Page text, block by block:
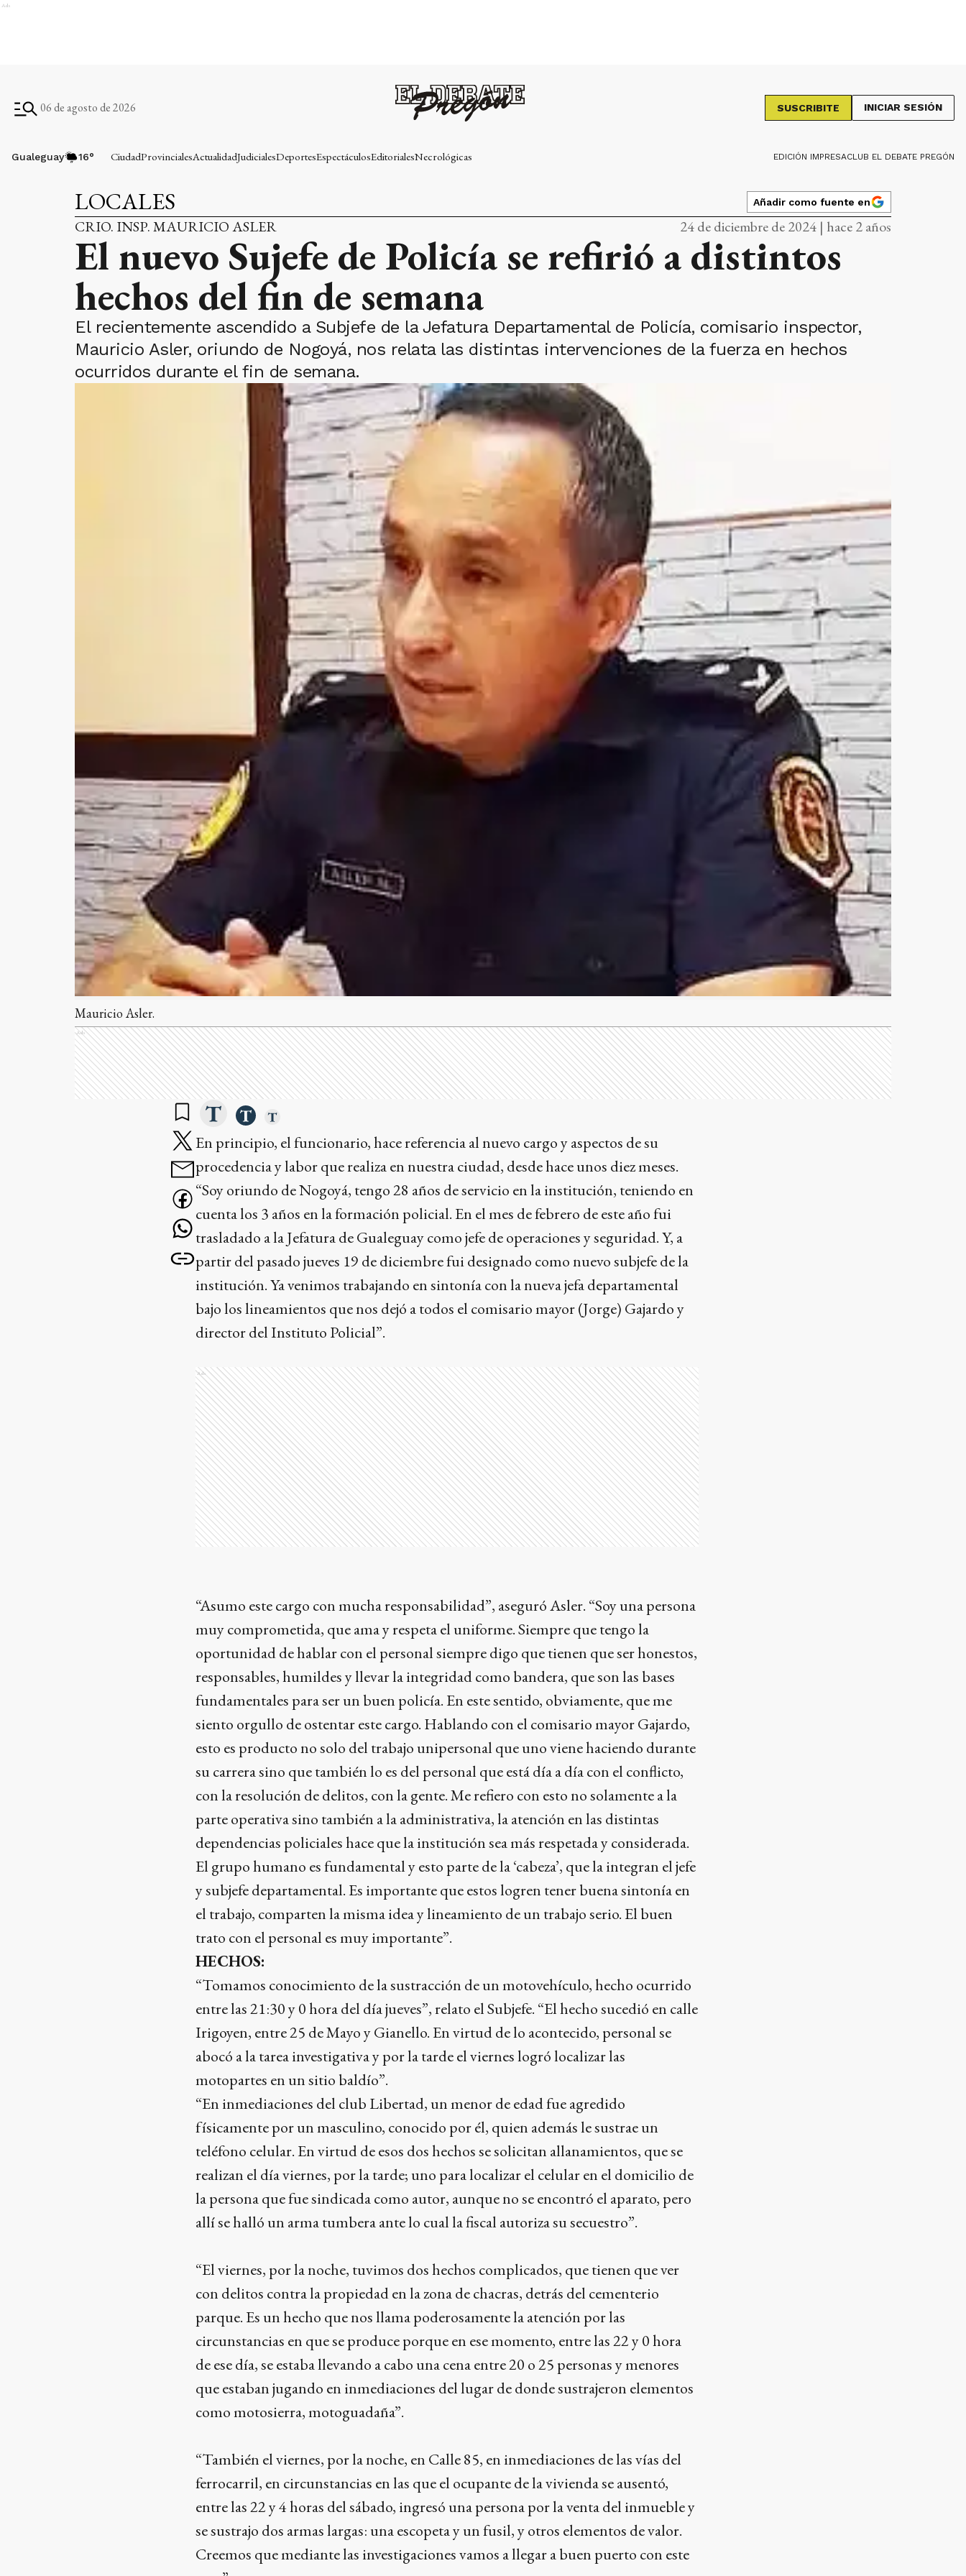
Ads
06 de agosto de 2026 SUSCRIBITE INICIAR SESIÓN
Gualeguay 16° CiudadProvincialesActualidadJudicialesDeportesEspectáculosEditorialesNecrológicas EDICIÓN IMPRESACLUB EL DEBATE PREGÓN
LOCALES Añadir como fuente en
CRIO. INSP. MAURICIO ASLER 24 de diciembre de 2024 | hace 2 años
El nuevo Sujefe de Policía se refirió a distintos
hechos del fin de semana
El recientemente ascendido a Subjefe de la Jefatura Departamental de Policía, comisario inspector,
Mauricio Asler, oriundo de Nogoyá, nos relata las distintas intervenciones de la fuerza en hechos
ocurridos durante el fin de semana.
Mauricio Asler.
Ads
En principio, el funcionario, hace referencia al nuevo cargo y aspectos de su
procedencia y labor que realiza en nuestra ciudad, desde hace unos diez meses.
“Soy oriundo de Nogoyá, tengo 28 años de servicio en la institución, teniendo en
cuenta los 3 años en la formación policial. En el mes de febrero de este año fui
trasladado a la Jefatura de Gualeguay como jefe de operaciones y seguridad. Y, a
partir del pasado jueves 19 de diciembre fui designado como nuevo subjefe de la
institución. Ya venimos trabajando en sintonía con la nueva jefa departamental
bajo los lineamientos que nos dejó a todos el comisario mayor (Jorge) Gajardo y
director del Instituto Policial”.
Ads
“Asumo este cargo con mucha responsabilidad”, aseguró Asler. “Soy una persona
muy comprometida, que ama y respeta el uniforme. Siempre que tengo la
oportunidad de hablar con el personal siempre digo que tienen que ser honestos,
responsables, humildes y llevar la integridad como bandera, que son las bases
fundamentales para ser un buen policía. En este sentido, obviamente, que me
siento orgullo de ostentar este cargo. Hablando con el comisario mayor Gajardo,
esto es producto no solo del trabajo unipersonal que uno viene haciendo durante
su carrera sino que también lo es del personal que está día a día con el conflicto,
con la resolución de delitos, con la gente. Me refiero con esto no solamente a la
parte operativa sino también a la administrativa, la atención en las distintas
dependencias policiales hace que la institución sea más respetada y considerada.
El grupo humano es fundamental y esto parte de la ‘cabeza’, que la integran el jefe
y subjefe departamental. Es importante que estos logren tener buena sintonía en
el trabajo, comparten la misma idea y lineamiento de un trabajo serio. El buen
trato con el personal es muy importante”.
HECHOS:
“Tomamos conocimiento de la sustracción de un motovehículo, hecho ocurrido
entre las 21:30 y 0 hora del día jueves”, relato el Subjefe. “El hecho sucedió en calle
Irigoyen, entre 25 de Mayo y Gianello. En virtud de lo acontecido, personal se
abocó a la tarea investigativa y por la tarde el viernes logró localizar las
motopartes en un sitio baldío”.
“En inmediaciones del club Libertad, un menor de edad fue agredido
físicamente por un masculino, conocido por él, quien además le sustrae un
teléfono celular. En virtud de esos dos hechos se solicitan allanamientos, que se
realizan el día viernes, por la tarde; uno para localizar el celular en el domicilio de
la persona que fue sindicada como autor, aunque no se encontró el aparato, pero
allí se halló un arma tumbera ante lo cual la fiscal autoriza su secuestro”.
“El viernes, por la noche, tuvimos dos hechos complicados, que tienen que ver
con delitos contra la propiedad en la zona de chacras, detrás del cementerio
parque. Es un hecho que nos llama poderosamente la atención por las
circunstancias en que se produce porque en ese momento, entre las 22 y 0 hora
de ese día, se estaba llevando a cabo una cena entre 20 o 25 personas y menores
que estaban jugando en inmediaciones del lugar de donde sustrajeron elementos
como motosierra, motoguadaña”.
“También el viernes, por la noche, en Calle 85, en inmediaciones de las vías del
ferrocarril, en circunstancias en las que el ocupante de la vivienda se ausentó,
entre las 22 y 4 horas del sábado, ingresó una persona por la venta del inmueble y
se sustrajo dos armas largas: una escopeta y un fusil, y otros elementos de valor.
Creemos que mediante las investigaciones vamos a llegar a buen puerto con este